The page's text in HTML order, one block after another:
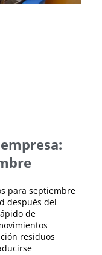
para septiembre
después del
de
residuos